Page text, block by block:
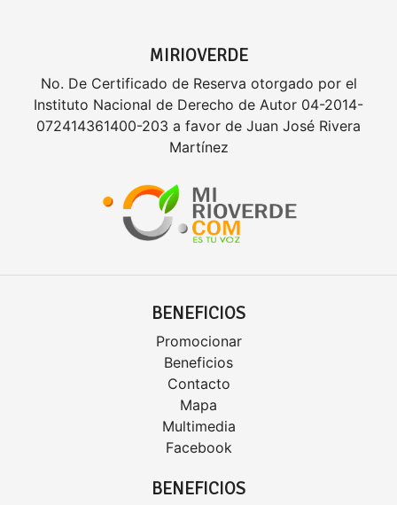
MIRIOVERDE
No. De Certificado de Reserva otorgado por el
Instituto Nacional de Derecho de Autor 04-2014-
072414361400-203 a favor de Juan José Rivera
Martínez
BENEFICIOS
Promocionar
Beneficios
Contacto
Mapa
Multimedia
Facebook
BENEFICIOS